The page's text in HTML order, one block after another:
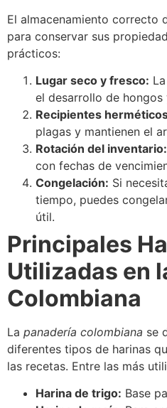
El almacenamiento correcto
para conservar sus
prácticos:
Lugar seco y fresco:
el desarrollo de
Recipientes
plagas y mantienen el
Rotación del inventario:
con fechas de
Congelación: Si
tiempo, puedes
útil.
Principales
Utilizadas en
Colombiana
La panadería colombiana se
diferentes tipos de harinas
las recetas. Entre las más
Harina de trigo: Base